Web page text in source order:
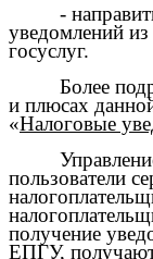
-
уведомлений из
госуслуг.
Более
и плюсах
«Налоговые
пользователи
получение
ЕПГУ, получают